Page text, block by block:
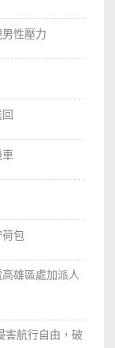
性壓力
包
雄區處加派人
害航行自由，破